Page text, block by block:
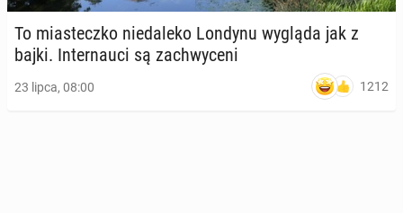
To mia­stecz­ko nie­da­le­ko Londynu wygląda jak z
bajki. In­ter­nau­ci są za­chwy­ce­ni
23 lipca, 08:00 1212